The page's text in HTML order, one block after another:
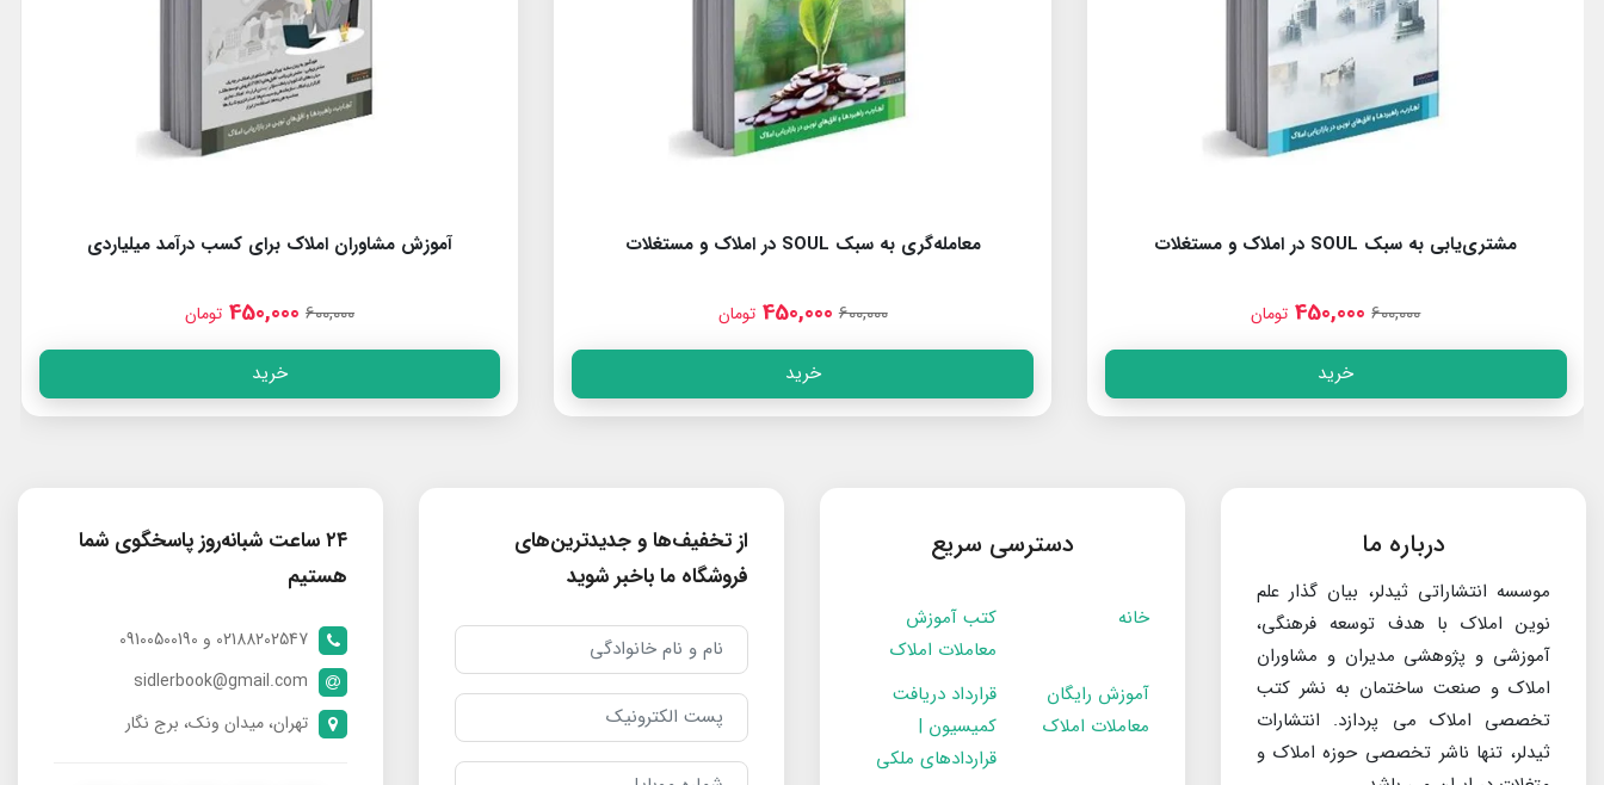
معامله‌گری به سبک SOUL در املاک و مستغلات
600,000
450,000 تومان
خرید
آموزش مشاوران املاک برای کسب درآمد میلیاردی
600,000
450,000 تومان
خرید
توصیه‌های کاربردی برای مشاوران حرفه‌ای املاک
600,000
450,000 تومان
خرید
درباره ما
موسسه انتشاراتی ثیدلر، بیان گذار علم
نوین املاک با هدف توسعه فرهنگی،
آموزشی و پژوهشی مدیران و مشاوران
املاک و صنعت ساختمان به نشر کتب
تخصصی املاک می پردازد. انتشارات
ثیدلر، تنها ناشر تخصصی حوزه املاک و
دسترسی سریع
خانه
کتب آموزش
معاملات املاک
آموزش رایگان
معاملات املاک
قرارداد دریافت
کمیسیون |
قراردادهای ملکی
از تخفیف‌ها و جدیدترین‌های
فروشگاه ما باخبر شوید
۲۴ ساعت شبانه‌روز پاسخگوی شما
هستیم
02188202547 و 09100500190
sidlerbook@gmail.com
تهران، میدان ونک، برج نگار